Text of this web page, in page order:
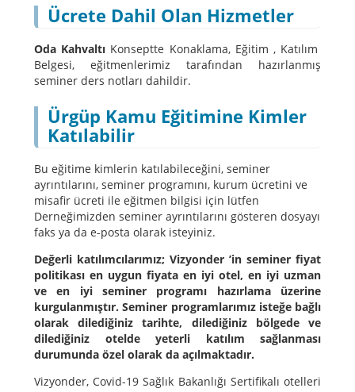
Ücrete Dahil Olan Hizmetler
Oda Kahvaltı Konseptte Konaklama, Eğitim , Katılım
Belgesi, eğitmenlerimiz tarafından hazırlanmış
seminer ders notları dahildir.
Ürgüp Kamu Eğitimine Kimler
Katılabilir
Bu eğitime kimlerin katılabileceğini, seminer
ayrıntılarını, seminer programını, kurum ücretini ve
misafir ücreti ile eğitmen bilgisi için lütfen
Derneğimizden seminer ayrıntılarını gösteren dosyayı
faks ya da e-posta olarak isteyiniz.
Değerli katılımcılarımız; Vizyonder ’in seminer fiyat
politikası en uygun fiyata en iyi otel, en iyi uzman
ve en iyi seminer programı hazırlama üzerine
kurgulanmıştır. Seminer programlarımız isteğe bağlı
olarak dilediğiniz tarihte, dilediğiniz bölgede ve
dilediğiniz otelde yeterli katılım sağlanması
durumunda özel olarak da açılmaktadır.
Vizyonder, Covid-19 Sağlık Bakanlığı Sertifikalı otelleri